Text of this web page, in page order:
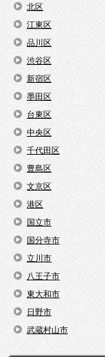
北区
江東区
品川区
渋谷区
新宿区
墨田区
台東区
中央区
千代田区
豊島区
文京区
港区
国立市
国分寺市
立川市
八王子市
東大和市
日野市
武蔵村山市